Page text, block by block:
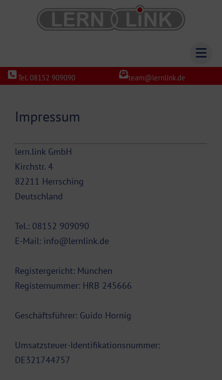
Tel. 08152 909090 team@lernlink.de
Impressum
lern.link GmbH
Kirchstr. 4
82211 Herrsching
Deutschland
Tel.: 08152 909090
E-Mail: info@lernlink.de
Registergericht: München
Registernummer: HRB 245666
Geschäftsführer: Guido Hornig
Umsatzsteuer-Identifikationsnummer:
DE321744757